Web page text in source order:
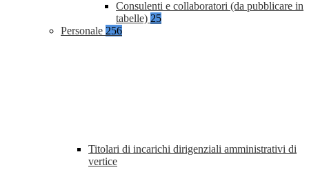
Consulenti e collaboratori (da pubblicare in
tabelle) 25
Personale 256
Titolari di incarichi dirigenziali amministrativi di
vertice